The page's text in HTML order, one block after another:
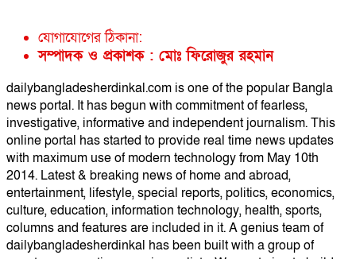
যোগাযোগের ঠিকানা:
সম্পাদক ও প্রকাশক : মোঃ ফিরোজুর রহমান
dailybangladesherdinkal.com is one of the popular Bangla
news portal. It has begun with commitment of fearless,
investigative, informative and independent journalism. This
online portal has started to provide real time news updates
with maximum use of modern technology from May 10th
2014. Latest & breaking news of home and abroad,
entertainment, lifestyle, special reports, politics, economics,
culture, education, information technology, health, sports,
columns and features are included in it. A genius team of
dailybangladesherdinkal has been built with a group of